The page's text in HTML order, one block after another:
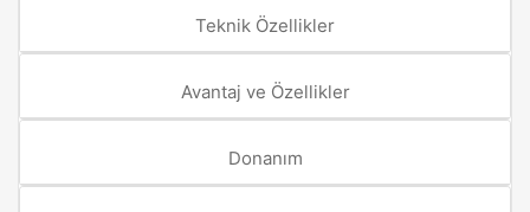
Teknik Özellikler
Avantaj ve Özellikler
Donanım